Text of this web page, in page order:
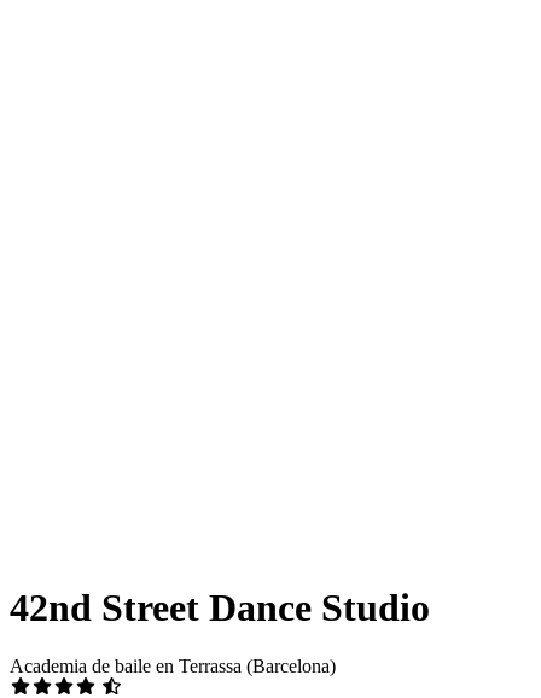
42nd Street Dance Studio
Academia de baile en Terrassa (Barcelona)